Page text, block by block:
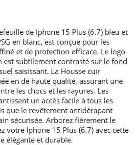
de Iphone 15 Plus (6.7) bleu et
en blanc, est conçue pour les
et de protection efficace. Le logo
est subtilement contrasté sur le fond
saisissant. La Housse cuir
en de haute qualité, assurant une
les chocs et les rayures. Les
un accès facile à tous les
que le revêtement antidérapant
sécurisée. Arborez fièrement le
votre Iphone 15 Plus (6.7) avec cette
élégante et durable.